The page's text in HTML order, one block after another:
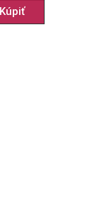
Kúpiť